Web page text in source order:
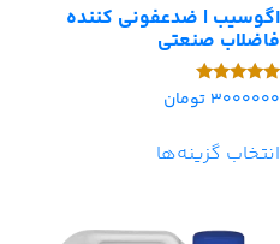
اگوسیب | ضدعفونی کننده
فاضلاب صنعتی
امتیاز
3000000 تومان
انتخاب گزینه‌ها